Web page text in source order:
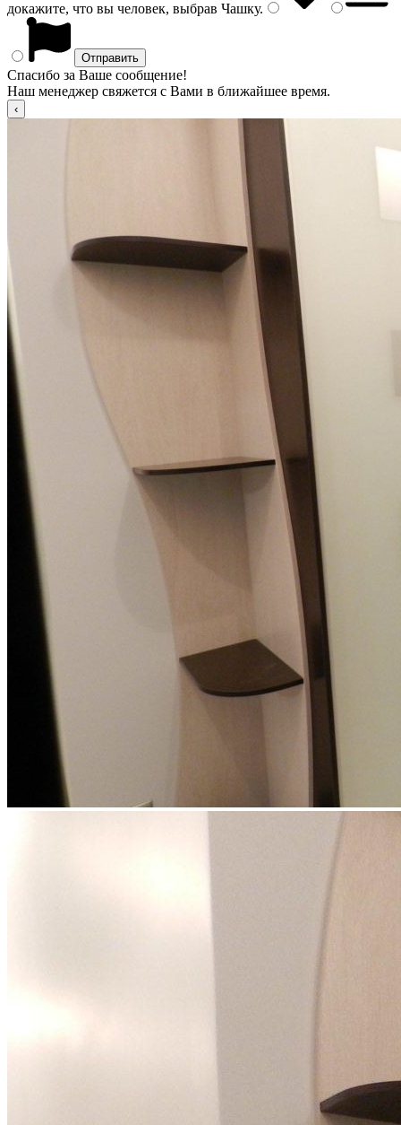
докажите, что вы человек, выбрав Чашку.
Спасибо за Ваше сообщение!
Наш менеджер свяжется с Вами в ближайшее время.